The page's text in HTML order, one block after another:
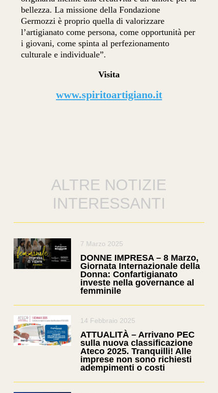
bellezza. La missione della Fondazione
Germozzi è proprio quella di valorizzare
l’artigianato come persona, come opportunità per
i giovani, come spinta al perfezionamento
culturale e individuale”.
Visita
www.spiritoartigiano.it
ALTRE NOTIZIE
INTERESSANTI
7 Marzo 2025
DONNE IMPRESA – 8 Marzo,
Giornata Internazionale della
Donna: Confartigianato
investe nella governance al
femminile
14 Febbraio 2025
ATTUALITÀ – Arrivano PEC
sulla nuova classificazione
Ateco 2025. Tranquilli! Alle
imprese non sono richiesti
adempimenti o costi